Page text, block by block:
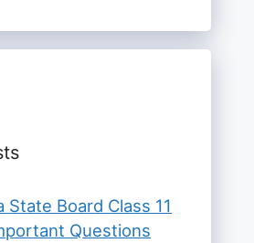
State Board Class 11
Questions